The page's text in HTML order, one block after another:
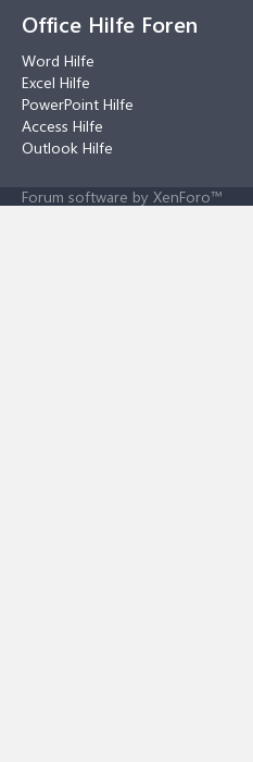
Office Hilfe Foren
Word Hilfe
Excel Hilfe
PowerPoint Hilfe
Access Hilfe
Outlook Hilfe
Forum software by XenForo™